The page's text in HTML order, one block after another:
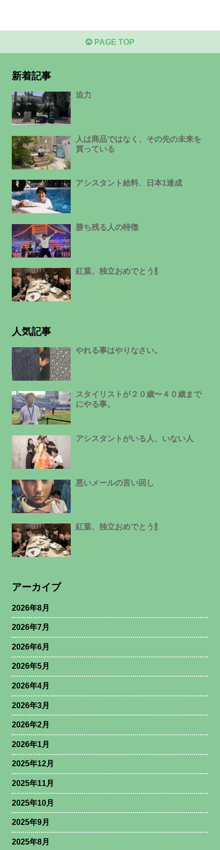
PAGE TOP
新着記事
迫力
人は商品ではなく、その先の未来を
買っている
アシスタント給料、日本1達成
勝ち残る人の特徴
紅葉、独立おめでとう🍾
人気記事
やれる事はやりなさい。
スタイリストが２０歳〜４０歳まで
にやる事。
アシスタントがいる人、いない人
悪いメールの言い回し
紅葉、独立おめでとう🍾
アーカイブ
2026年8月
2026年7月
2026年6月
2026年5月
2026年4月
2026年3月
2026年2月
2026年1月
2025年12月
2025年11月
2025年10月
2025年9月
2025年8月